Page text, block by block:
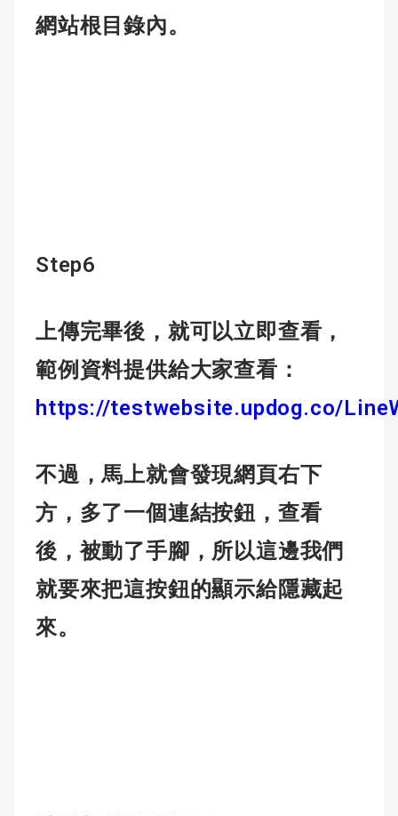
網站根目錄內。
Step6
上傳完畢後，就可以立即查看，
範例資料提供給大家查看：
https://testwebsite.updog.co/
不過，馬上就會發現網頁右下
方，多了一個連結按鈕，查看
後，被動了手腳，所以這邊我們
就要來把這按鈕的顯示給隱藏起
來。